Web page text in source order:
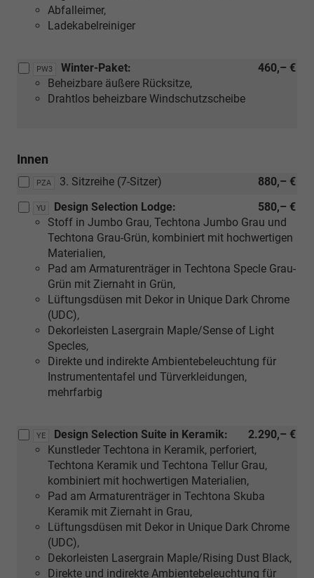
Design
Selection
Schwarz
oder
[YE]
in
Keramik)
Abfalleimer,
Ladekabelreiniger
PW3 460,– €
Winter-Paket:
Beheizbare äußere Rücksitze,
Drahtlos beheizbare Windschutzscheibe
Innen
PZA 880,– €
3. Sitzreihe (7-Sitzer)
YU 580,– €
Design Selection Lodge:
Stoff in Jumbo Grau, Techtona Jumbo Grau und
Techtona Grau-Grün, kombiniert mit hochwertigen
Materialien,
Pad am Armaturenträger in Techtona Specle Grau-
Grün mit Ziernaht in Grün,
Lüftungsdüsen mit Dekor in Unique Dark Chrome
(UDC),
Dekorleisten Lasergrain Maple/Sense of Light
Specles,
Direkte und indirekte Ambientebeleuchtung für
Instrumententafel und Türverkleidungen,
mehrfarbig
YE 2.290,– €
Design Selection Suite in Keramik:
Kunstleder Techtona in Keramik, perforiert,
Techtona Keramik und Techtona Tellur Grau,
kombiniert mit hochwertigen Materialien,
Pad am Armaturenträger in Techtona Skuba
Keramik mit Ziernaht in Grau,
Lüftungsdüsen mit Dekor in Unique Dark Chrome
(UDC),
Dekorleisten Lasergrain Maple/Rising Dust Black,
Direkte und indirekte Ambientebeleuchtung für